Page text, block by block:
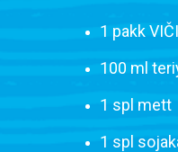
1 pakk
100 ml
1 spl mett
1 spl